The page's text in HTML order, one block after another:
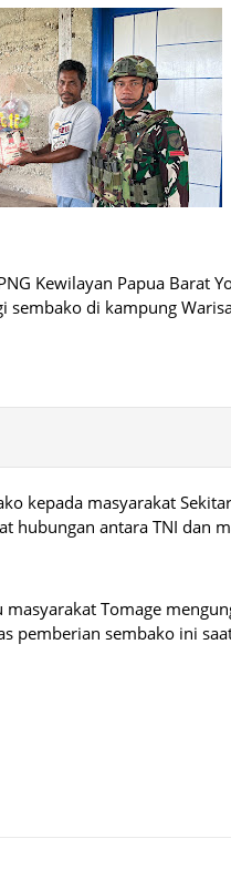
Kewilayan Papua Barat
di kampung
kepada masyarakat
hubungan antara TNI dan
Tomage
pemberian sembako ini